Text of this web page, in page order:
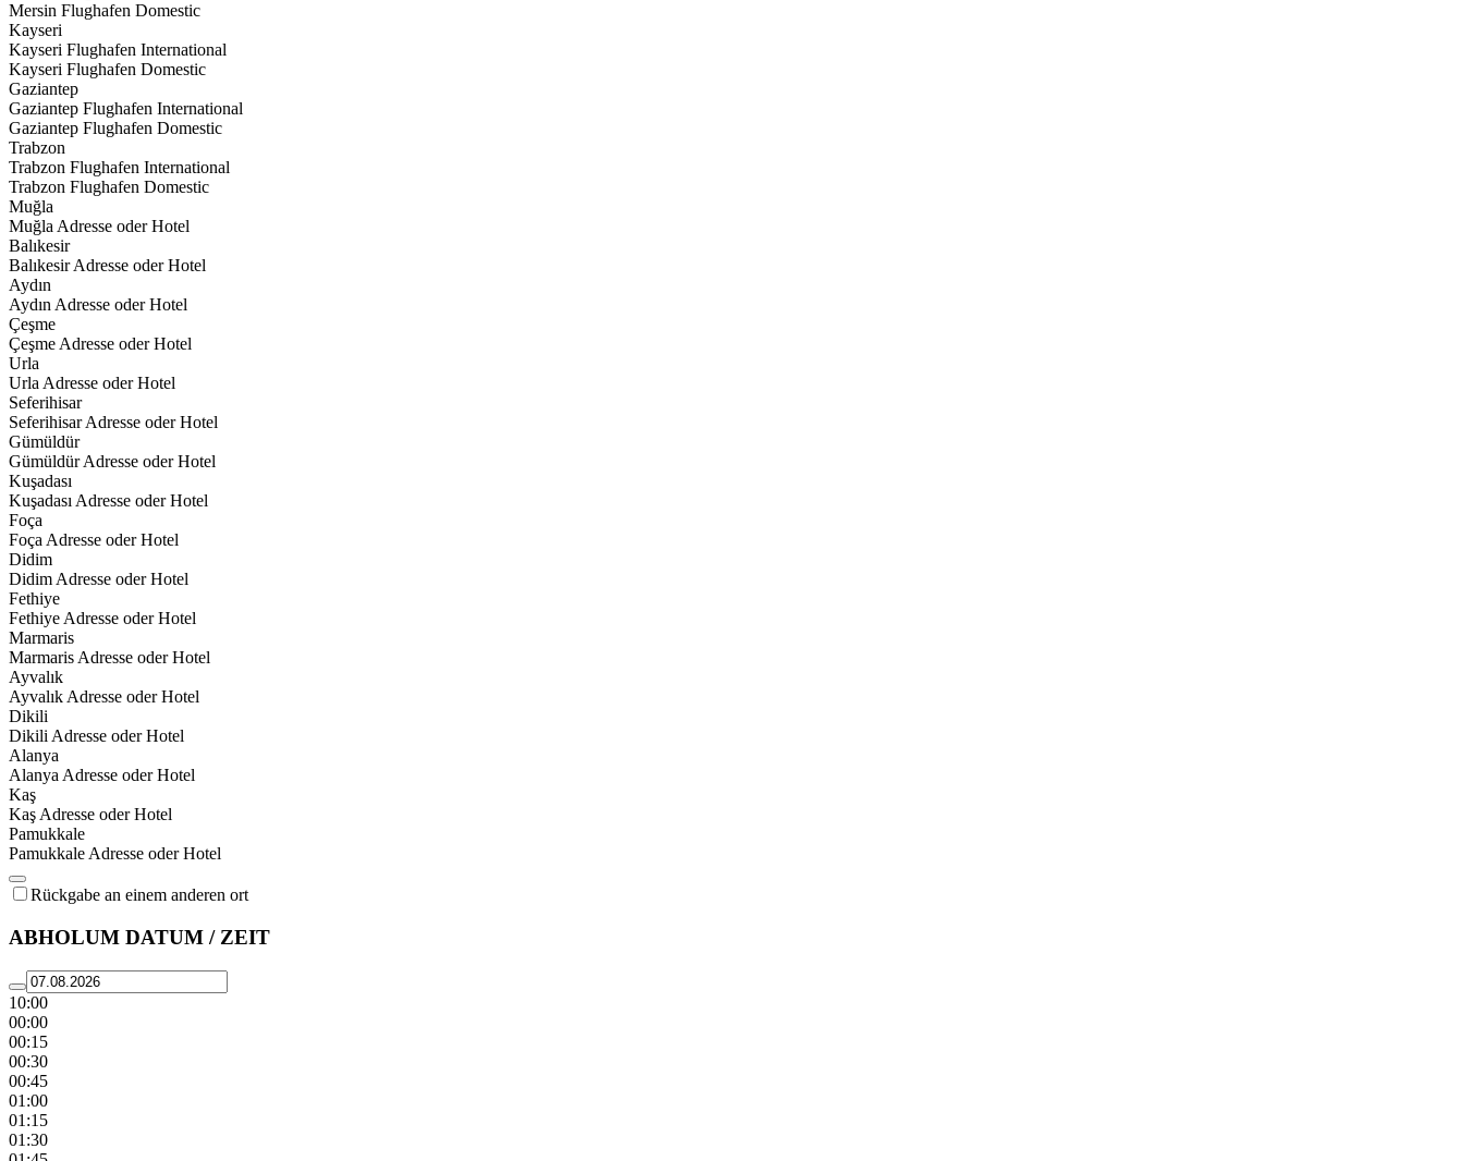
Mersin Flughafen Domestic
Kayseri
Kayseri Flughafen International
Kayseri Flughafen Domestic
Gaziantep
Gaziantep Flughafen International
Gaziantep Flughafen Domestic
Trabzon
Trabzon Flughafen International
Trabzon Flughafen Domestic
Muğla
Muğla Adresse oder Hotel
Balıkesir
Balıkesir Adresse oder Hotel
Aydın
Aydın Adresse oder Hotel
Çeşme
Çeşme Adresse oder Hotel
Urla
Urla Adresse oder Hotel
Seferihisar
Seferihisar Adresse oder Hotel
Gümüldür
Gümüldür Adresse oder Hotel
Kuşadası
Kuşadası Adresse oder Hotel
Foça
Foça Adresse oder Hotel
Didim
Didim Adresse oder Hotel
Fethiye
Fethiye Adresse oder Hotel
Marmaris
Marmaris Adresse oder Hotel
Ayvalık
Ayvalık Adresse oder Hotel
Dikili
Dikili Adresse oder Hotel
Alanya
Alanya Adresse oder Hotel
Kaş
Kaş Adresse oder Hotel
Pamukkale
Pamukkale Adresse oder Hotel
Rückgabe an einem anderen ort
ABHOLUM DATUM / ZEIT
10:00
00:00
00:15
00:30
00:45
01:00
01:15
01:30